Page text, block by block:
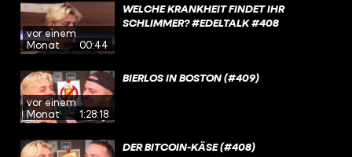
vor einem
Monat
00:44
WELCHE KRANKHEIT FINDET IHR
SCHLIMMER? #EDELTALK #408
vor einem
Monat
1:28:18
BIERLOS IN BOSTON (#409)
DER BITCOIN-KÄSE (#408)